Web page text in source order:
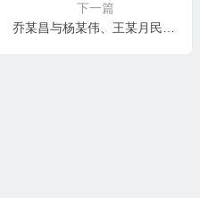
下一篇
乔某昌与杨某伟、王某月民间借贷纠纷一审民事判决书